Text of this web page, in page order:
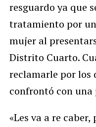
resguardo ya que
tratamiento por
mujer al
Distrito Cuarto.
reclamarle por los
confrontó con una
«Les va a re caber,